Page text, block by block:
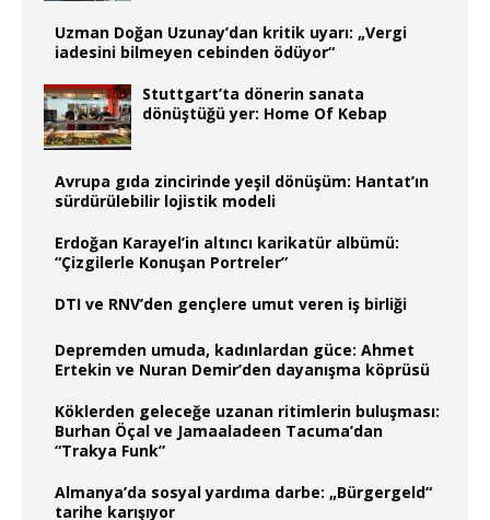
Uzman Doğan Uzunay’dan kritik uyarı: „Vergi
iadesini bilmeyen cebinden ödüyor“
Stuttgart’ta dönerin sanata
dönüştüğü yer: Home Of Kebap
Avrupa gıda zincirinde yeşil dönüşüm: Hantat’ın
sürdürülebilir lojistik modeli
Erdoğan Karayel’in altıncı karikatür albümü:
“Çizgilerle Konuşan Portreler”
DTI ve RNV’den gençlere umut veren iş birliği
Depremden umuda, kadınlardan güce: Ahmet
Ertekin ve Nuran Demir’den dayanışma köprüsü
Köklerden geleceğe uzanan ritimlerin buluşması:
Burhan Öçal ve Jamaaladeen Tacuma’dan
“Trakya Funk”
Almanya’da sosyal yardıma darbe: „Bürgergeld“
tarihe karışıyor